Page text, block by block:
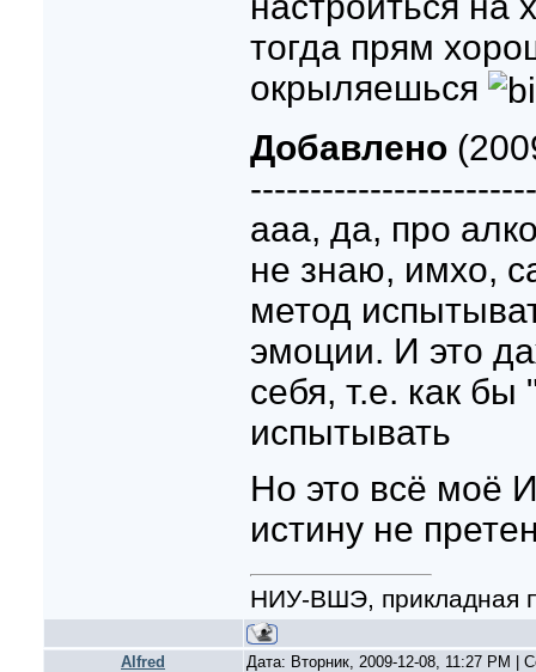
тогда прям
окрыляешься
Добавлено
ааа, да, про
не знаю, имхо,
метод
эмоции. И это
себя, т.е. как бы
испытывать
Но это всё моё
истину не
НИУ-ВШЭ, прикладная
Alfred
Дата: Вторник, 2009-12-08, 11:27 PM |